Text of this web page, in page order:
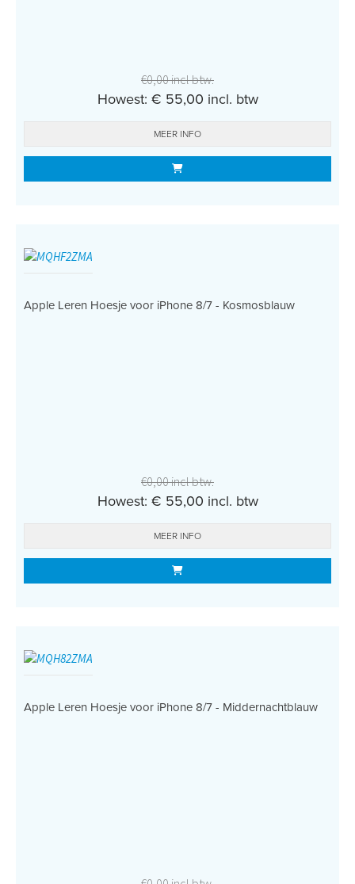
€0,00 incl btw.
Howest: € 55,00 incl. btw
MEER INFO
Apple Leren Hoesje voor iPhone 8/7 - Kosmosblauw
€0,00 incl btw.
Howest: € 55,00 incl. btw
MEER INFO
Apple Leren Hoesje voor iPhone 8/7 - Middernachtblauw